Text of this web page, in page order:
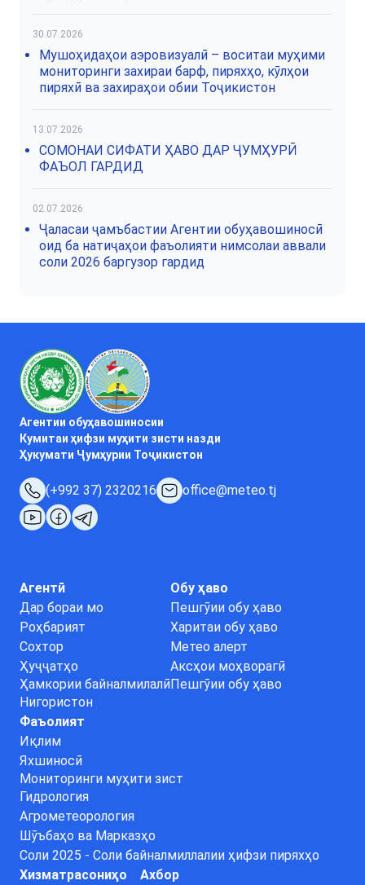
30.07.2026
Мушоҳидаҳои аэровизуалӣ – воситаи муҳими
мониторинги захираи барф, пиряхҳо, кӯлҳои
пиряхӣ ва захираҳои обии Тоҷикистон
13.07.2026
СОМОНАИ СИФАТИ ҲАВО ДАР ҶУМҲУРӢ
ФАЪОЛ ГАРДИД
02.07.2026
Ҷаласаи ҷамъбастии Агентии обуҳавошиносӣ
оид ба натиҷаҳои фаъолияти нимсолаи аввали
соли 2026 баргузор гардид
Агентии обуҳавошиносии
Кумитаи ҳифзи муҳити зисти назди
Ҳукумати Ҷумҳурии Тоҷикистон
(+992 37) 2320216 office@meteo.tj
Агентӣ
Дар бораи мо
Роҳбарият
Сохтор
Ҳуҷҷатҳо
Ҳамкории байналмилалӣ
Нигористон
Обу ҳаво
Пешгӯии обу ҳаво
Харитаи обу ҳаво
Метео алерт
Аксҳои моҳворагӣ
Пешгӯии обу ҳаво
Фаъолият
Иқлим
Яхшиносӣ
Мониторинги муҳити зист
Гидрология
Агрометеорология
Шӯъбаҳо ва Марказҳо
Соли 2025 - Соли байналмиллалии ҳифзи пиряхҳо
Хизматрасониҳо
Ахбор